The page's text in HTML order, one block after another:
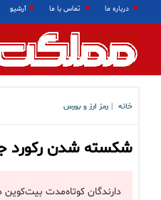
درباره ما تماس با ما آرشیو
خانه رمز ارز و بورس
شکسته شدن رکورد
دارندگان کوتاه‌مدت بیت‌کوین در یک روز ۱۰۷ هزار و ۷۶۰ بیت‌کوین جابه‌جایی کردند